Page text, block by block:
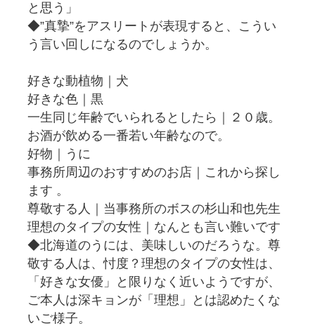
と思う」
◆”真摯”をアスリートが表現すると、こうい
う言い回しになるのでしょうか。
好きな動植物｜犬
好きな色｜黒
一生同じ年齢でいられるとしたら｜２０歳。
お酒が飲める一番若い年齢なので。
好物｜うに
事務所周辺のおすすめのお店｜これから探し
ます 。
尊敬する人｜当事務所のボスの杉山和也先生
理想のタイプの女性｜なんとも言い難いです
◆北海道のうには、美味しいのだろうな。尊
敬する人は、忖度？理想のタイプの女性は、
「好きな女優」と限りなく近いようですが、
ご本人は深キョンが「理想」とは認めたくな
いご様子。